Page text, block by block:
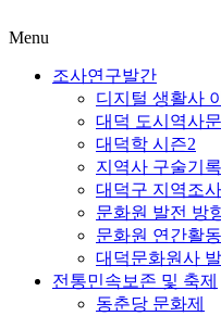
Menu
조사연구발간
디지털 생활사
대덕 도시역사
대덕학 시즌2
지역사 구술기
대덕구 지역조
문화원 발전 방
문화원 연간활
대덕문화원사
전통민속보존 및 축제
동춘당 문화제